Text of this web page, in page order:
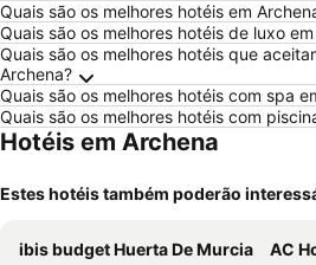
Quais são os melhores hotéis em
Quais são os melhores hotéis de luxo
Quais são os melhores hotéis que
Archena?
Quais são os melhores hotéis com spa
Quais são os melhores hotéis com
Hotéis em Archena
Estes hotéis também poderão
ibis budget Huerta De Murcia
AC